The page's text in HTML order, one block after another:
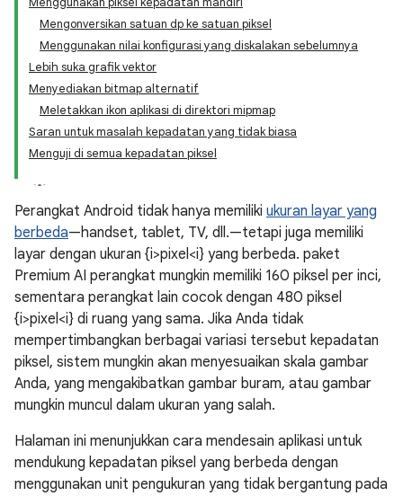
Mengonversikan satuan dp ke satuan piksel
Menggunakan nilai konfigurasi yang diskalakan sebelumnya
Lebih suka grafik vektor
Menyediakan bitmap alternatif
Meletakkan ikon aplikasi di direktori mipmap
Saran untuk masalah kepadatan yang tidak biasa
Menguji di semua kepadatan piksel
Perangkat Android tidak hanya memiliki ukuran layar yang
berbeda—handset, tablet, TV, dll.—tetapi juga memiliki
layar dengan ukuran {i>pixel<i} yang berbeda. paket
Premium AI perangkat mungkin memiliki 160 piksel per inci,
sementara perangkat lain cocok dengan 480 piksel
{i>pixel<i} di ruang yang sama. Jika Anda tidak
mempertimbangkan berbagai variasi tersebut kepadatan
piksel, sistem mungkin akan menyesuaikan skala gambar
Anda, yang mengakibatkan gambar buram, atau gambar
mungkin muncul dalam ukuran yang salah.
Halaman ini menunjukkan cara mendesain aplikasi untuk
mendukung kepadatan piksel yang berbeda dengan
menggunakan unit pengukuran yang tidak bergantung pada